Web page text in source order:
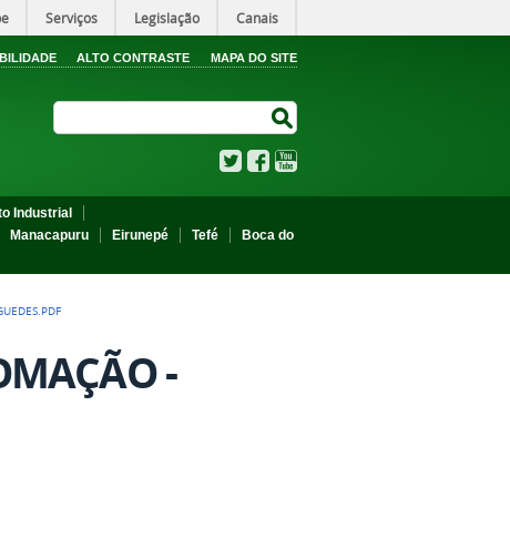
Serviços Legislação Canais
ALTO CONTRASTE MAPA DO SITE
TwitterFacebook
Industrial
Manacapuru Eirunepé Tefé
Boca do
-